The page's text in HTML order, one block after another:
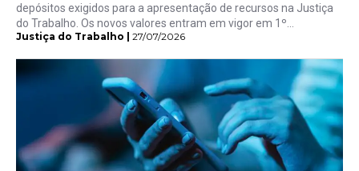
depósitos exigidos para a apresentação de recursos na Justiça
do Trabalho. Os novos valores entram em vigor em 1º...
Justiça do Trabalho | 27/07/2026